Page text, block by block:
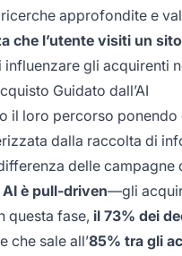
approfondite e
che l’utente visiti un
gli acquirenti
Guidato dall’AI
il loro percorso
dalla raccolta di
delle
AI è pull-driven—gli
questa fase, il 73% dei
che sale all’85% tra gli